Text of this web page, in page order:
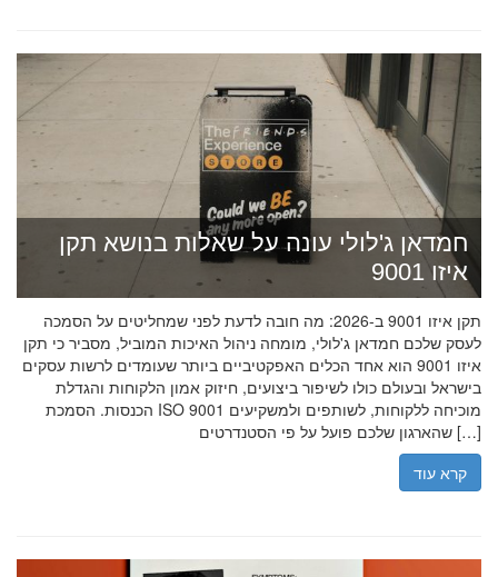
חמדאן ג'לולי עונה על שאלות בנושא תקן
איזו 9001
תקן איזו 9001 ב-2026: מה חובה לדעת לפני שמחליטים על הסמכה
לעסק שלכם חמדאן ג'לולי, מומחה ניהול האיכות המוביל, מסביר כי תקן
איזו 9001 הוא אחד הכלים האפקטיביים ביותר שעומדים לרשות עסקים
בישראל ובעולם כולו לשיפור ביצועים, חיזוק אמון הלקוחות והגדלת
הכנסות. הסמכת ISO 9001 מוכיחה ללקוחות, לשותפים ולמשקיעים
שהארגון שלכם פועל על פי הסטנדרטים […]
קרא עוד